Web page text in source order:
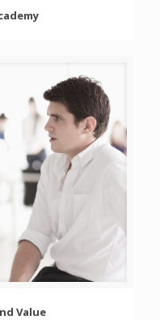
Academy
and Value
Value